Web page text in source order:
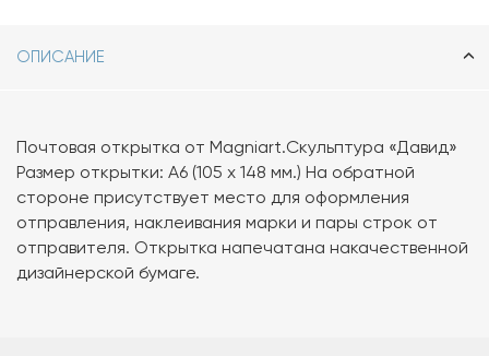
ОПИСАНИЕ
Почтовая открытка от Magniart.Скульптура «Давид»
Размер открытки: А6 (105 х 148 мм.) На обратной
стороне присутствует место для оформления
отправления, наклеивания марки и пары строк от
отправителя. Открытка напечатана накачественной
дизайнерской бумаге.